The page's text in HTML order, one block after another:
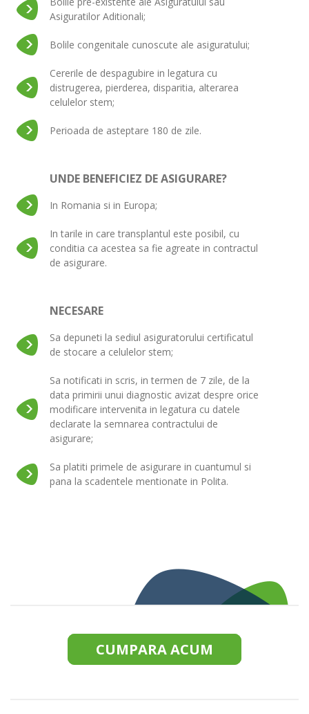
Asiguratilor Aditionali;
Bolile congenitale cunoscute ale asiguratului;
Cererile de despagubire in legatura cu
distrugerea, pierderea, disparitia, alterarea
celulelor stem;
Perioada de asteptare 180 de zile.
UNDE BENEFICIEZ DE ASIGURARE?
In Romania si in Europa;
In tarile in care transplantul este posibil, cu
conditia ca acestea sa fie agreate in contractul
de asigurare.
NECESARE
Sa depuneti la sediul asiguratorului certificatul
de stocare a celulelor stem;
Sa notificati in scris, in termen de 7 zile, de la
data primirii unui diagnostic avizat despre orice
modificare intervenita in legatura cu datele
declarate la semnarea contractului de
asigurare;
Sa platiti primele de asigurare in cuantumul si
pana la scadentele mentionate in Polita.
CUMPARA ACUM